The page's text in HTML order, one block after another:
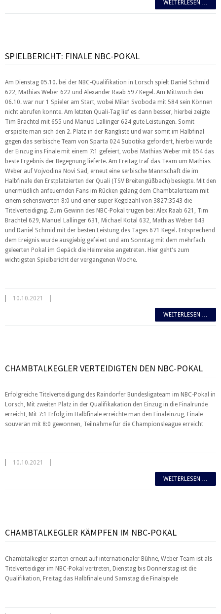
WEITERLESEN …
SPIELBERICHT: FINALE NBC-POKAL
Am Dienstag 05.10. bei der NBC-Qualifikation in Lorsch spielt Daniel Schmid
622, Mathias Weber 622 und Alexander Raab 597 Kegel. Am Mittwoch den
06.10. war nur 1 Spieler am Start, wobei Milan Svoboda mit 584 sein Können
nicht abrufen konnte. Am letzten Quali-Tag lief es dann besser, hierbei zeigte
Tim Brachtel mit 655 und Manuel Lallinger 624 gute Leistungen. Somit
erspielte man sich den 2. Platz in der Rangliste und war somit im Halbfinal
gegen das serbische Team von Sparta 024 Subotika gefordert, hierbei wurde
der Einzug ins Finale mit einem 7:1 gefeiert, wobei Mathias Weber mit 654 das
beste Ergebnis der Begegnung lieferte. Am Freitag traf das Team um Mathias
Weber auf Vojvodina Novi Sad, erneut eine serbische Mannschaft die im
Halbfinale den Erstplatzierten der Quali (TSV Breitengüßbach) besiegte. Mit den
unermüdlich anfeuernden Fans im Rücken gelang dem Chambtalerteam mit
einem sehenswerten 8:0 und einer super Kegelzahl von 3827:3543 die
Titelverteidigng. Zum Gewinn des NBC-Pokal trugen bei: Alex Raab 621, Tim
Brachtel 629, Manuel Lallinger 631, Michael Kotal 632, Mathias Weber 643
und Daniel Schmid mit der besten Leistung des Tages 671 Kegel. Entsprechend
dem Ereignis wurde ausgiebig gefeiert und am Sonntag mit dem mehrfach
geleerten Pokal im Gepäck die Heimreise angetreten. Hier geht's zum
wichtigsten Spielbericht der vergangenen Woche.
10.10.2021
WEITERLESEN …
CHAMBTALKEGLER VERTEIDIGTEN DEN NBC-POKAL
Erfolgreiche Titelverteidigung des Raindorfer Bundesligateam im NBC-Pokal in
Lorsch, Mit zweiten Platz in der Qualifikakation den Einzug in die Finalrunde
erreicht, Mit 7:1 Erfolg im Halbfinale erreichte man den Finaleinzug, Finale
souverän mit 8:0 gewonnen, Teilnahme für die Championsleague erreicht
10.10.2021
WEITERLESEN …
CHAMBTALKEGLER KÄMPFEN IM NBC-POKAL
Chambtalkegler starten erneut auf internationaler Bühne, Weber-Team ist als
Titelverteidiger im NBC-Pokal vertreten, Dienstag bis Donnerstag ist die
Qualifikation, Freitag das Halbfinale und Samstag die Finalspiele